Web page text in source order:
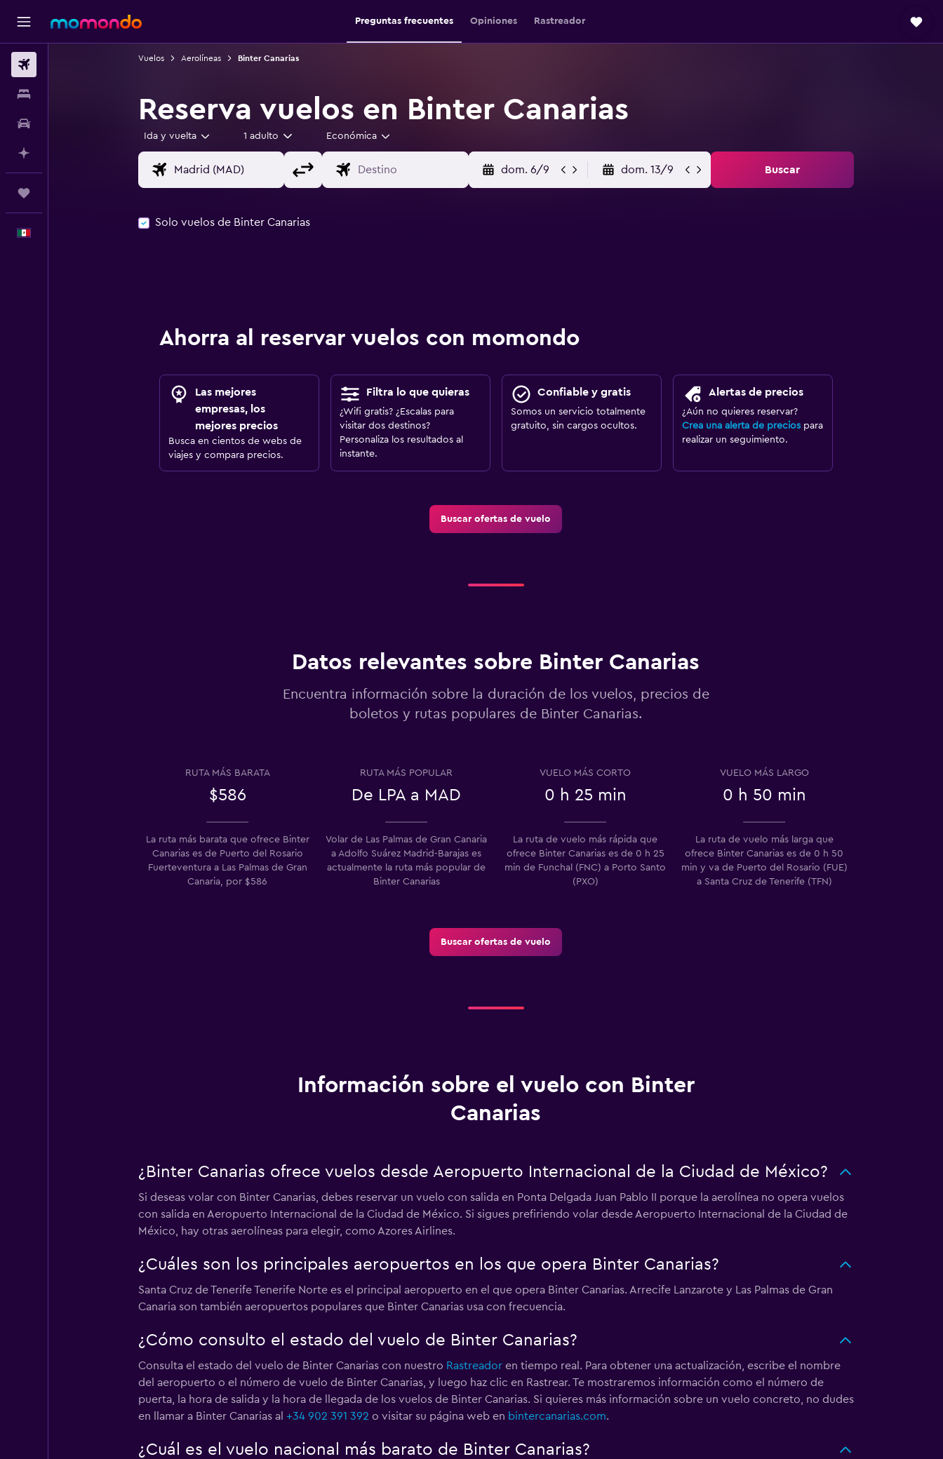
Preguntas frecuentes Opiniones Rastreador
Vuelos Aerolíneas Binter Canarias
Reserva vuelos en Binter Canarias
Ida y vuelta 1 adulto Económica
dom. 6/9 dom. 13/9 Buscar
Solo vuelos de Binter Canarias
Ahorra al reservar vuelos con momondo
Las mejores
empresas, los
mejores precios
Busca en cientos de webs de
viajes y compara precios.
Filtra lo que quieras
¿Wifi gratis? ¿Escalas para
visitar dos destinos?
Personaliza los resultados al
instante.
Confiable y gratis
Somos un servicio totalmente
gratuito, sin cargos ocultos.
Alertas de precios
¿Aún no quieres reservar?
Crea una alerta de preciospara
realizar un seguimiento.
Buscar ofertas de vuelo
Datos relevantes sobre Binter Canarias
Encuentra información sobre la duración de los vuelos, precios de
boletos y rutas populares de Binter Canarias.
RUTA MÁS BARATA
$586
RUTA MÁS POPULAR
De LPA a MAD
VUELO MÁS CORTO
0 h 25 min
VUELO MÁS LARGO
0 h 50 min
La ruta más barata que ofrece Binter
Canarias es de Puerto del Rosario
Fuerteventura a Las Palmas de Gran
Canaria, por $586
Volar de Las Palmas de Gran Canaria
a Adolfo Suárez Madrid-Barajas es
actualmente la ruta más popular de
Binter Canarias
La ruta de vuelo más rápida que
ofrece Binter Canarias es de 0 h 25
min de Funchal (FNC) a Porto Santo
(PXO)
La ruta de vuelo más larga que
ofrece Binter Canarias es de 0 h 50
min y va de Puerto del Rosario (FUE)
a Santa Cruz de Tenerife (TFN)
Buscar ofertas de vuelo
Información sobre el vuelo con Binter
Canarias
¿Binter Canarias ofrece vuelos desde Aeropuerto Internacional de la Ciudad de México?
Si deseas volar con Binter Canarias, debes reservar un vuelo con salida en Ponta Delgada Juan Pablo II porque la aerolínea no opera vuelos
con salida en Aeropuerto Internacional de la Ciudad de México. Si sigues prefiriendo volar desde Aeropuerto Internacional de la Ciudad de
México, hay otras aerolíneas para elegir, como Azores Airlines.
¿Cuáles son los principales aeropuertos en los que opera Binter Canarias?
Santa Cruz de Tenerife Tenerife Norte es el principal aeropuerto en el que opera Binter Canarias. Arrecife Lanzarote y Las Palmas de Gran
Canaria son también aeropuertos populares que Binter Canarias usa con frecuencia.
¿Cómo consulto el estado del vuelo de Binter Canarias?
Consulta el estado del vuelo de Binter Canarias con nuestro Rastreadoren tiempo real. Para obtener una actualización, escribe el nombre
del aeropuerto o el número de vuelo de Binter Canarias, y luego haz clic en Rastrear. Te mostraremos información como el número de
puerta, la hora de salida y la hora de llegada de los vuelos de Binter Canarias. Si quieres más información sobre un vuelo concreto, no dudes
en llamar a Binter Canarias al +34 902 391 392 o visitar su página web en bintercanarias.com.
¿Cuál es el vuelo nacional más barato de Binter Canarias?